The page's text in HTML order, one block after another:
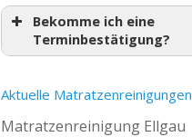
Bekomme ich eine
Terminbestätigung?
Aktuelle Matratzenreinigungen
Matratzenreinigung Ellgau